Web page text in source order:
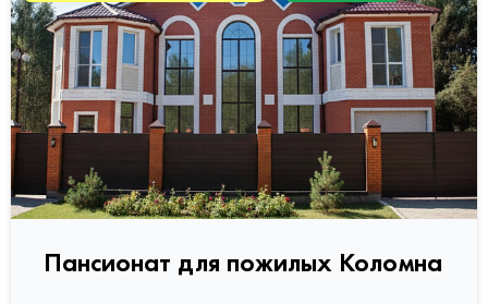
Пансионат для пожилых Коломна